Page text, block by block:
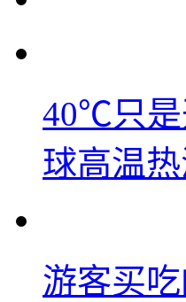
40℃只是
球高温热
游客买